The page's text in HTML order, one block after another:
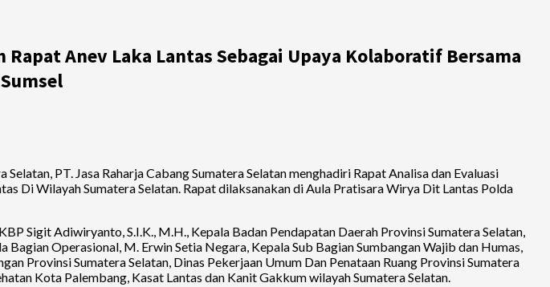
Anev Laka Lantas Sebagai Upaya Kolaboratif Bersama
PT. Jasa Raharja Cabang Sumatera Selatan menghadiri Rapat Analisa dan Evaluasi
Di Wilayah Sumatera Selatan. Rapat dilaksanakan di Aula Pratisara Wirya Dit Lantas Polda
Sigit Adiwiryanto, S.I.K., M.H., Kepala Badan Pendapatan Daerah Provinsi Sumatera Selatan,
Operasional, M. Erwin Setia Negara, Kepala Sub Bagian Sumbangan Wajib dan Humas,
Provinsi Sumatera Selatan, Dinas Pekerjaan Umum Dan Penataan Ruang Provinsi Sumatera
Kota Palembang, Kasat Lantas dan Kanit Gakkum wilayah Sumatera Selatan.